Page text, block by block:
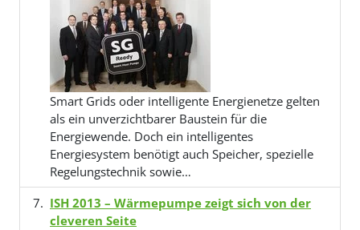
Smart Grids oder intelligente Energienetze gelten
als ein unverzichtbarer Baustein für die
Energiewende. Doch ein intelligentes
Energiesystem benötigt auch Speicher, spezielle
Regelungstechnik sowie…
ISH 2013 – Wärmepumpe zeigt sich von der
cleveren Seite